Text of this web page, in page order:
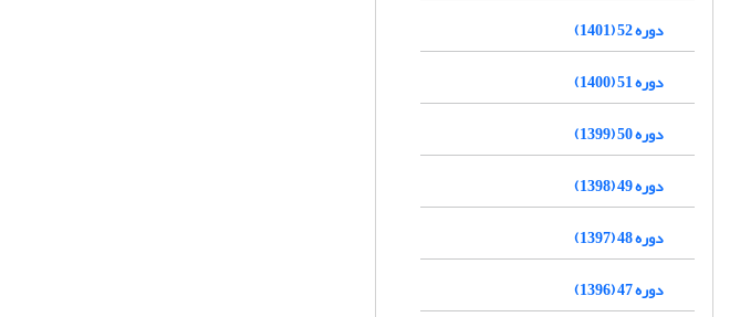
دوره 52 (1401)
دوره 51 (1400)
دوره 50 (1399)
دوره 49 (1398)
دوره 48 (1397)
دوره 47 (1396)